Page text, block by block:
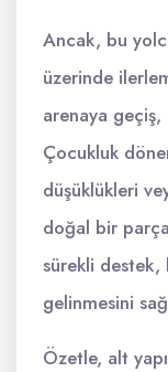
Ancak, bu
üzerinde
arenaya
Çocukluk
düşüklükleri
doğal bir
sürekli destek,
gelinmesini
Özetle, alt